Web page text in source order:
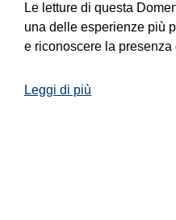
Le letture di questa
una delle esperienze più
e riconoscere la
Leggi di più